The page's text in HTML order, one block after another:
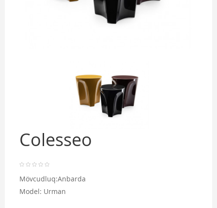
Colesseo
Mövcudluq:Anbarda
Model: Urman